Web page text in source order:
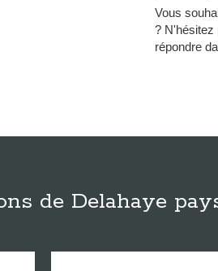
Vous
? N'hésitez
répondre
de Delahaye